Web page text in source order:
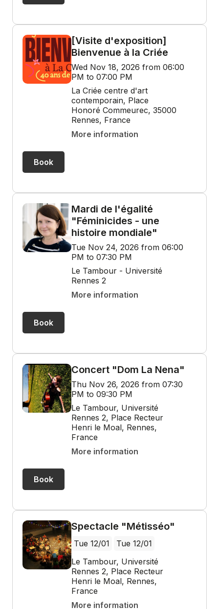
[Visite d'exposition]
Bienvenue à la Criée
Wed Nov 18, 2026 from 06:00
PM to 07:00 PM
La Criée centre d'art
contemporain, Place
Honoré Commeurec, 35000
Rennes, France
More information
Book
Mardi de l'égalité
"Féminicides - une
histoire mondiale"
Tue Nov 24, 2026 from 06:00
PM to 07:30 PM
Le Tambour - Université
Rennes 2
More information
Book
Concert "Dom La Nena"
Thu Nov 26, 2026 from 07:30
PM to 09:30 PM
Le Tambour, Université
Rennes 2, Place Recteur
Henri le Moal, Rennes,
France
More information
Book
Spectacle "Métisséo"
Tue 12/01
Tue 12/01
Le Tambour, Université
Rennes 2, Place Recteur
Henri le Moal, Rennes,
France
More information